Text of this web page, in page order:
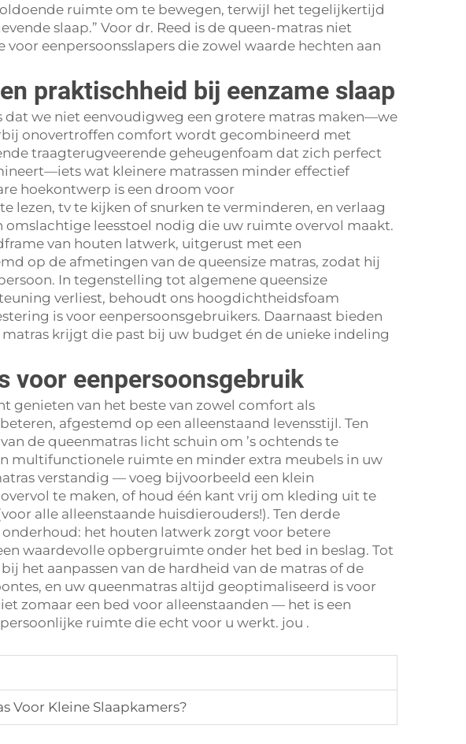
ruimte om te bewegen, terwijl het tegelijkertijd
slaap.” Voor dr. Reed is de queen-matras niet
eenpersoonsslapers die zowel waarde hechten aan
praktischheid bij eenzame slaap
dat we niet eenvoudigweg een grotere matras maken—we
onovertroffen comfort wordt gecombineerd met
traagterugveerende geheugenfoam dat zich perfect
wat kleinere matrassen minder effectief
hoekontwerp is een droom voor
lezen, tv te kijken of snurken te verminderen, en verlaag
omslachtige leesstoel nodig die uw ruimte overvol maakt.
van houten latwerk, uitgerust met een
op de afmetingen van de queensize matras, zodat hij
In tegenstelling tot algemene queensize
verliest, behoudt ons hoogdichtheidsfoam
is voor eenpersoonsgebruikers. Daarnaast bieden
krijgt die past bij uw budget én de unieke indeling
voor eenpersoonsgebruik
genieten van het beste van zowel comfort als
afgestemd op een alleenstaand levensstijl. Ten
de queenmatras licht schuin om ’s ochtends te
multifunctionele ruimte en minder extra meubels in uw
verstandig — voeg bijvoorbeeld een klein
te maken, of houd één kant vrij om kleding uit te
alle alleenstaande huisdierouders!). Ten derde
het houten latwerk zorgt voor betere
waardevolle opbergruimte onder het bed in beslag. Tot
het aanpassen van de hardheid van de matras of de
en uw queenmatras altijd geoptimaliseerd is voor
zomaar een bed voor alleenstaanden — het is een
ruimte die echt voor u werkt. jou .
Voor Kleine Slaapkamers?